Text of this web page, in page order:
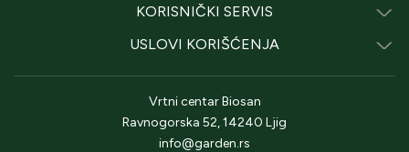
KORISNIČKI SERVIS
USLOVI KORIŠĆENJA
Vrtni centar Biosan
Ravnogorska 52, 14240 Ljig
info@garden.rs